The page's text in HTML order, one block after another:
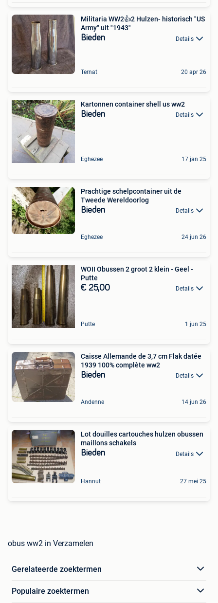
Militaria WW2👍2 Hulzen- historisch "US
Army" uit "1943"
Bieden Details
Ternat 20 apr 26
Kartonnen container shell us ww2
Bieden Details
Eghezee 17 jan 25
Prachtige schelpcontainer uit de
Tweede Wereldoorlog
Bieden Details
Eghezee 24 jun 26
WOII Obussen 2 groot 2 klein - Geel -
Putte
€ 25,00 Details
Putte 1 jun 25
Caisse Allemande de 3,7 cm Flak datée
1939 100% complète ww2
Bieden Details
Andenne 14 jun 26
Lot douilles cartouches hulzen obussen
maillons schakels
Bieden Details
Hannut 27 mei 25
obus ww2 in Verzamelen
Gerelateerde zoektermen
Populaire zoektermen